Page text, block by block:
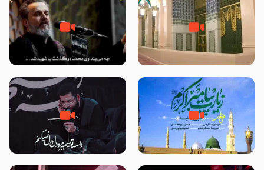
زیارت پیامبر اکرم صلی الله علیه و
اله و سلم در مدینه به همراه
مرگ یا قتل – ملا باسم کربلایی
زیارت پیامبر اکرم صلی الله علیه و
آله در روز شنبه با نوای علی فانی
مصداق کربلا – حاج حسین سیب
سرخی